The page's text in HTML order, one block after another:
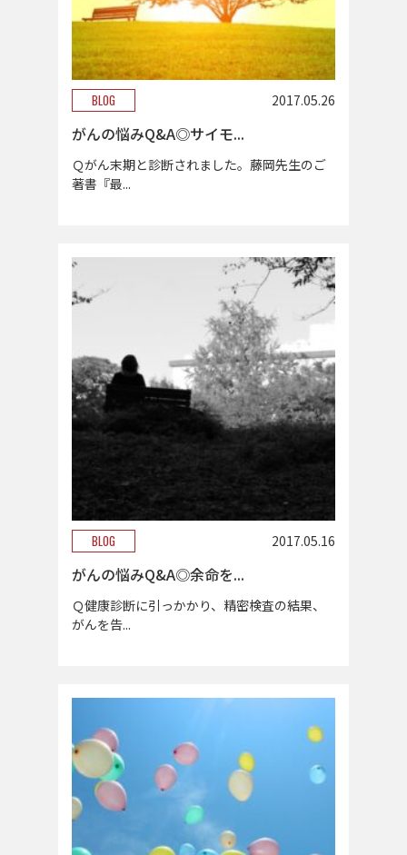
BLOG 2017.05.26
がんの悩みQ&A◎サイモ...
Ｑがん末期と診断されました。藤岡先生のご
著書『最...
BLOG 2017.05.16
がんの悩みQ&A◎余命を...
Ｑ健康診断に引っかかり、精密検査の結果、
がんを告...